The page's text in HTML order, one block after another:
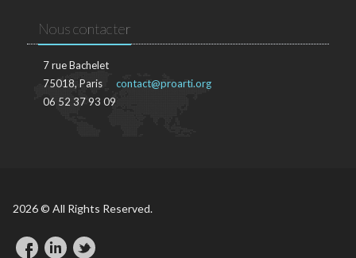
Nous contacter
7 rue Bachelet
75018, Paris
06 52 37 93 09
contact@proarti.org
2026 © All Rights Reserved.